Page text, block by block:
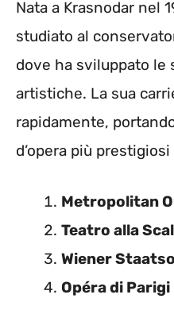
Nata a Krasnodar nel
studiato al
dove ha sviluppato le
artistiche. La sua
rapidamente,
d’opera più
Metropolitan
Teatro alla
Wiener
Opéra di Parigi